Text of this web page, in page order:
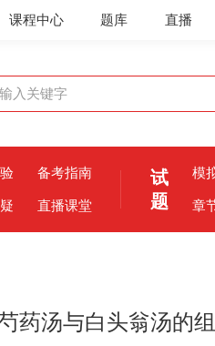
直播
题库
课程中心
备考指南
直播课堂
试
题
模
章
药汤与白头翁汤的组